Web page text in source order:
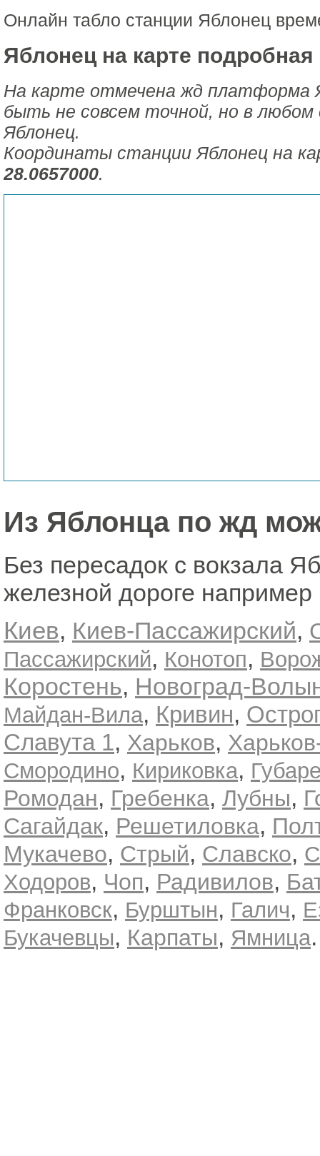
Онлайн табло станции Яблонец
Яблонец на карте
На карте отмечена жд платформа
быть не совсем точной, но в любом
Яблонец.
Координаты станции Яблонец на
28.0657000.
Из Яблонца по жд
Без пересадок с вокзала
железной дороге например
Киев, Киев-Пассажирский,
Пассажирский, Конотоп,
Коростень, Новоград-
Майдан-Вила, Кривин,
Славута 1, Харьков,
Смородино, Кириковка,
Ромодан, Гребенка, Лубны,
Сагайдак, Решетиловка,
Мукачево, Стрый, Славско,
Ходоров, Чоп, Радивилов,
Франковск, Бурштын, Галич,
Букачевцы, Карпаты, Ямница.